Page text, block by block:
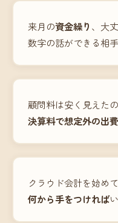
来月の資金繰り 、大
数字の話ができる相
顧問料は安く見えたの
決算料で想定外の出費
クラウド会計を始め
何から手をつければ